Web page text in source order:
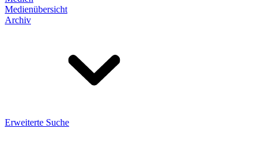
Medienübersicht
Archiv
Erweiterte Suche